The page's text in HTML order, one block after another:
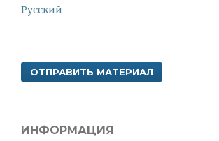
Русский
ОТПРАВИТЬ МАТЕРИАЛ
ИНФОРМАЦИЯ